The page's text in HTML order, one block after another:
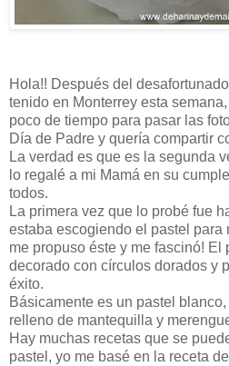
Hola!! Después del
tenido en Monterrey esta
poco de tiempo para pasar las
Día de Padre y quería compartir
La verdad es que es la segunda
lo regalé a mi Mamá en su
todos.
La primera vez que lo probé fue
estaba escogiendo el pastel
me propuso éste y me fascinó! El
decorado con círculos dorados y
éxito.
Básicamente es un pastel
relleno de mantequilla y
Hay muchas recetas que se
pastel, yo me basé en la receta